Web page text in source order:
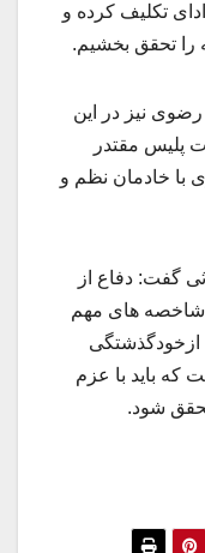
تکلیف کرده و
را تحقق بخشیم.
نیز در این
مقتدر
با خادمان نظم و
گفت: دفاع از
شاخصه های مهم
که باید با عزم
شود.